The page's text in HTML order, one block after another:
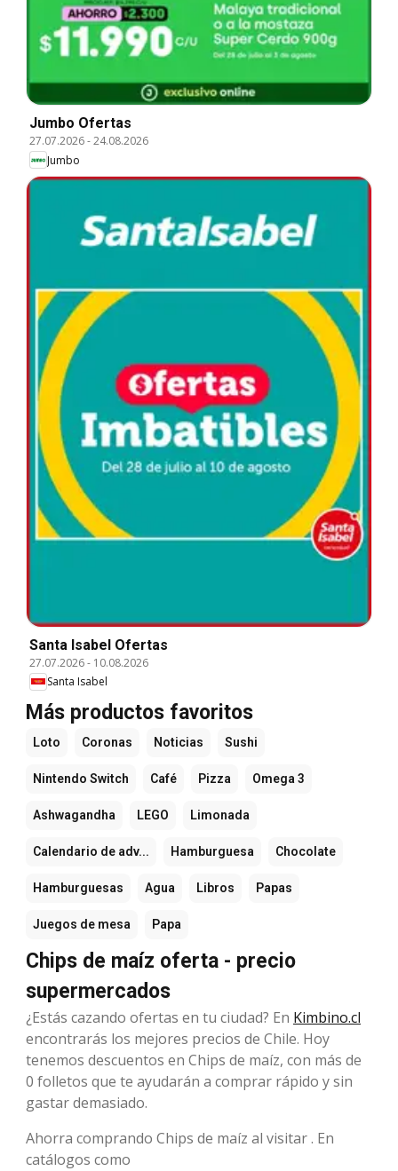
Jumbo Ofertas
27.07.2026-24.08.2026
Jumbo
Santa Isabel Ofertas
27.07.2026- 10.08.2026
Santa Isabel
Más productos favoritos
Loto Coronas Noticias Sushi
Nintendo Switch Café Pizza Omega 3
Ashwagandha LEGO Limonada
Calendario de adv... Hamburguesa Chocolate
Hamburguesas Agua Libros Papas
Juegos de mesa Papa
Chips de maíz oferta - precio
supermercados
¿Estás cazando ofertas en tu ciudad? En Kimbino.cl
encontrarás los mejores precios de Chile. Hoy
tenemos descuentos en Chips de maíz, con más de
0 folletos que te ayudarán a comprar rápido y sin
gastar demasiado.
Ahorra comprando Chips de maíz al visitar . En
catálogos como